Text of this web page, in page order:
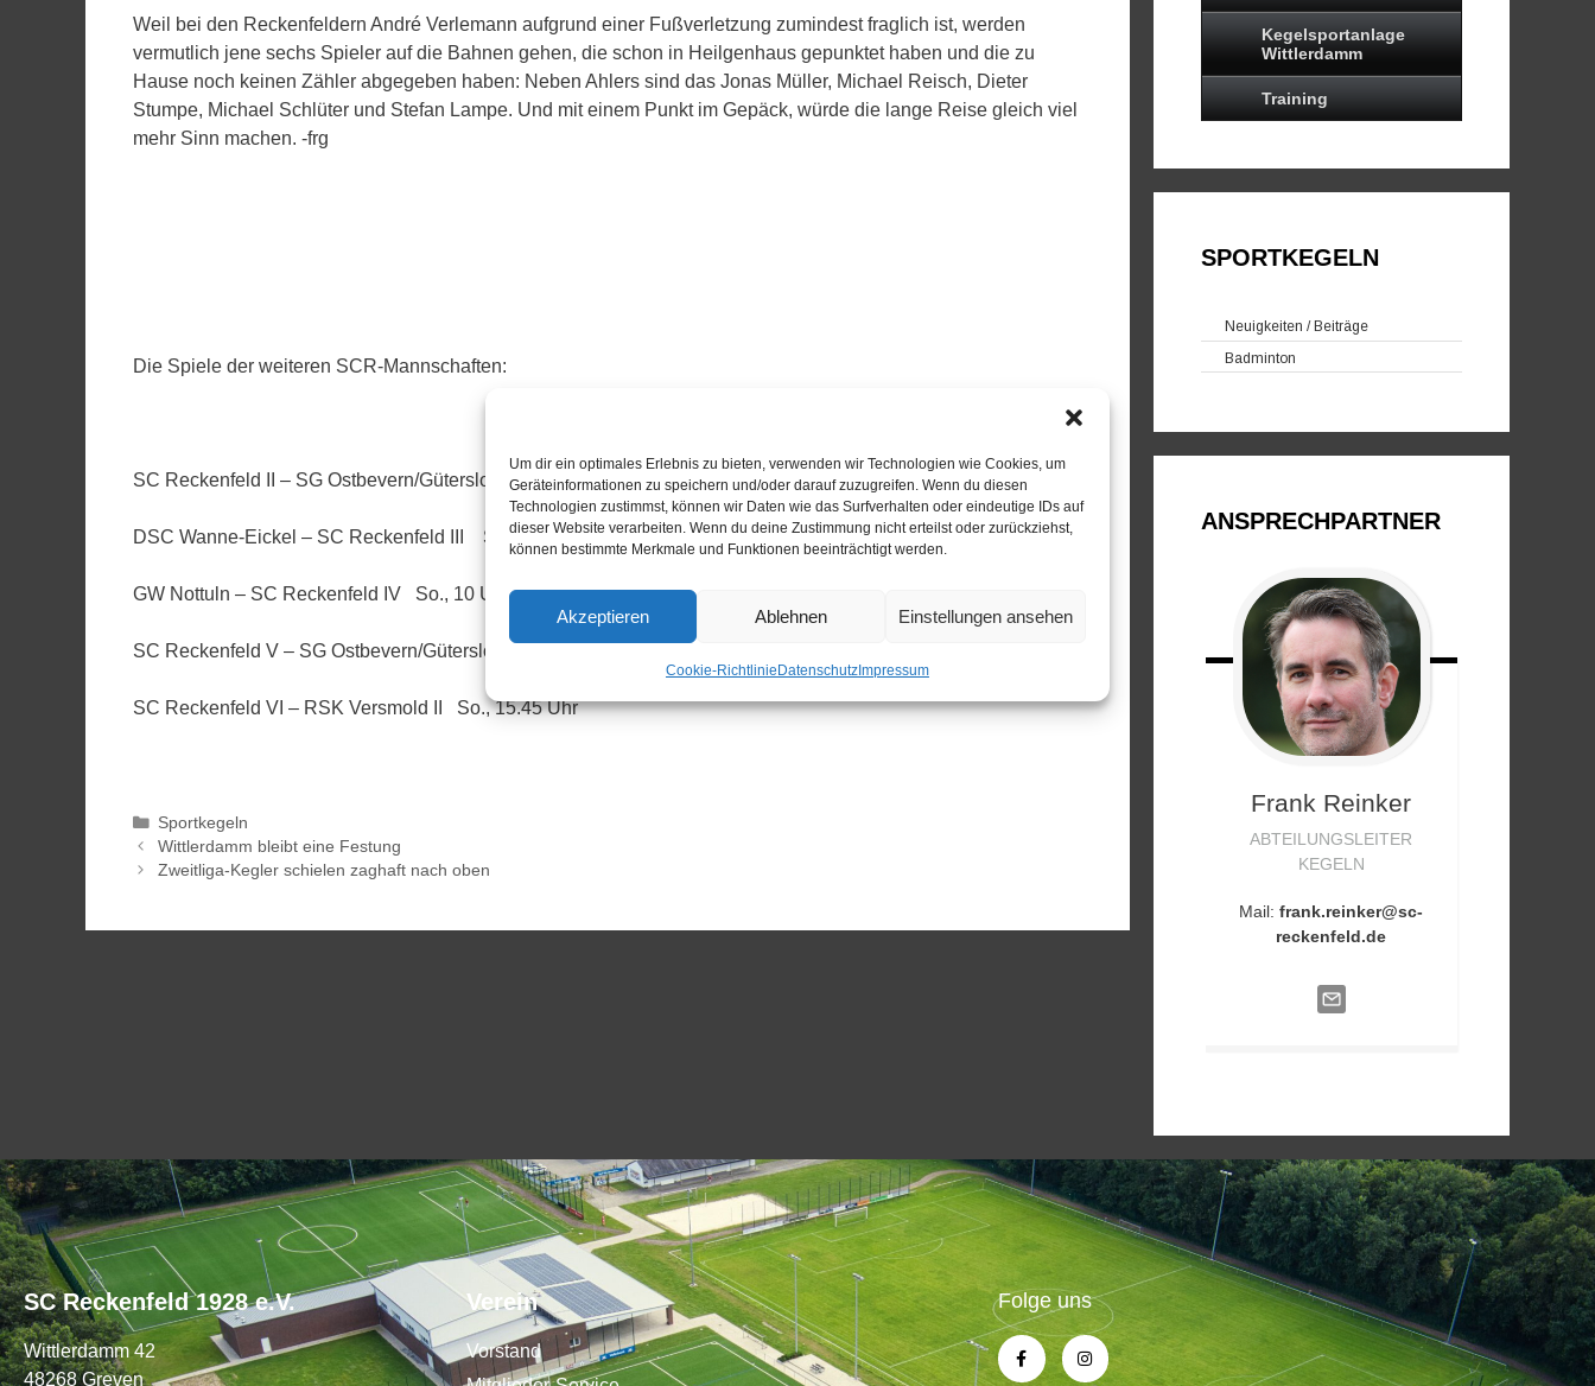
Um dir ein optimales Erlebnis zu bieten, verwenden wir Technologien wie Cookies, um
Geräteinformationen zu speichern und/oder darauf zuzugreifen. Wenn du diesen
Technologien zustimmst, können wir Daten wie das Surfverhalten oder eindeutige IDs auf
dieser Website verarbeiten. Wenn du deine Zustimmung nicht erteilst oder zurückziehst,
können bestimmte Merkmale und Funktionen beeinträchtigt werden.
Akzeptieren Ablehnen Einstellungen ansehen
Cookie-Richtlinie DatenschutzImpressum
Weil bei den Reckenfeldern André Verlemann aufgrund einer Fußverletzung zumindest fraglich ist, werden
vermutlich jene sechs Spieler auf die Bahnen gehen, die schon in Heilgenhaus gepunktet haben und die zu
Hause noch keinen Zähler abgegeben haben: Neben Ahlers sind das Jonas Müller, Michael Reisch, Dieter
Stumpe, Michael Schlüter und Stefan Lampe. Und mit einem Punkt im Gepäck, würde die lange Reise gleich viel
mehr Sinn machen. -frg
Die Spiele der weiteren SCR-Mannschaften:
SC Reckenfeld II – SG Ostbevern/Gütersloh II So., 10 Uhr
DSC Wanne-Eickel – SC Reckenfeld III So., 10 Uhr
GW Nottuln – SC Reckenfeld IV So., 10 Uhr
SC Reckenfeld V – SG Ostbevern/Gütersloh V So., 13.30 Uhr
SC Reckenfeld VI – RSK Versmold II So., 15.45 Uhr
Sportkegeln
Wittlerdamm bleibt eine Festung
Zweitliga-Kegler schielen zaghaft nach oben
Kegelsportanlage
Wittlerdamm
Training
SPORTKEGELN
Neuigkeiten / Beiträge
Badminton
ANSPRECHPARTNER
Frank Reinker
ABTEILUNGSLEITER
KEGELN
Mail:frank.reinker@sc-
reckenfeld.de
SC Reckenfeld 1928 e.V.
Wittlerdamm 42
48268 Greven
Verein
Vorstand
Folge uns